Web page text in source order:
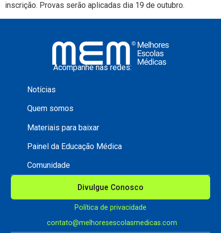
inscrição. Provas serão aplicadas dia 19 de outubro.
Acompanhe nas redes:
Notícias
Quem somos
Materiais para baixar
Painel da Educação Médica
Comunidade
Divulgue Conosco
Política de privacidade
contato@melhoresescolasmedicas.com